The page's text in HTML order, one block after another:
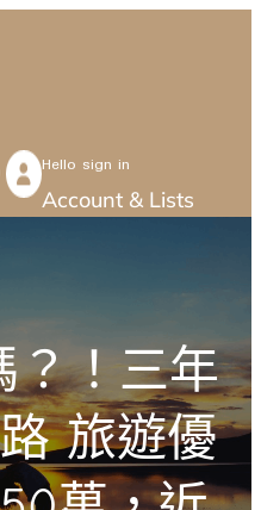
Hello sign in
Account & Lists
？！三年
旅遊優